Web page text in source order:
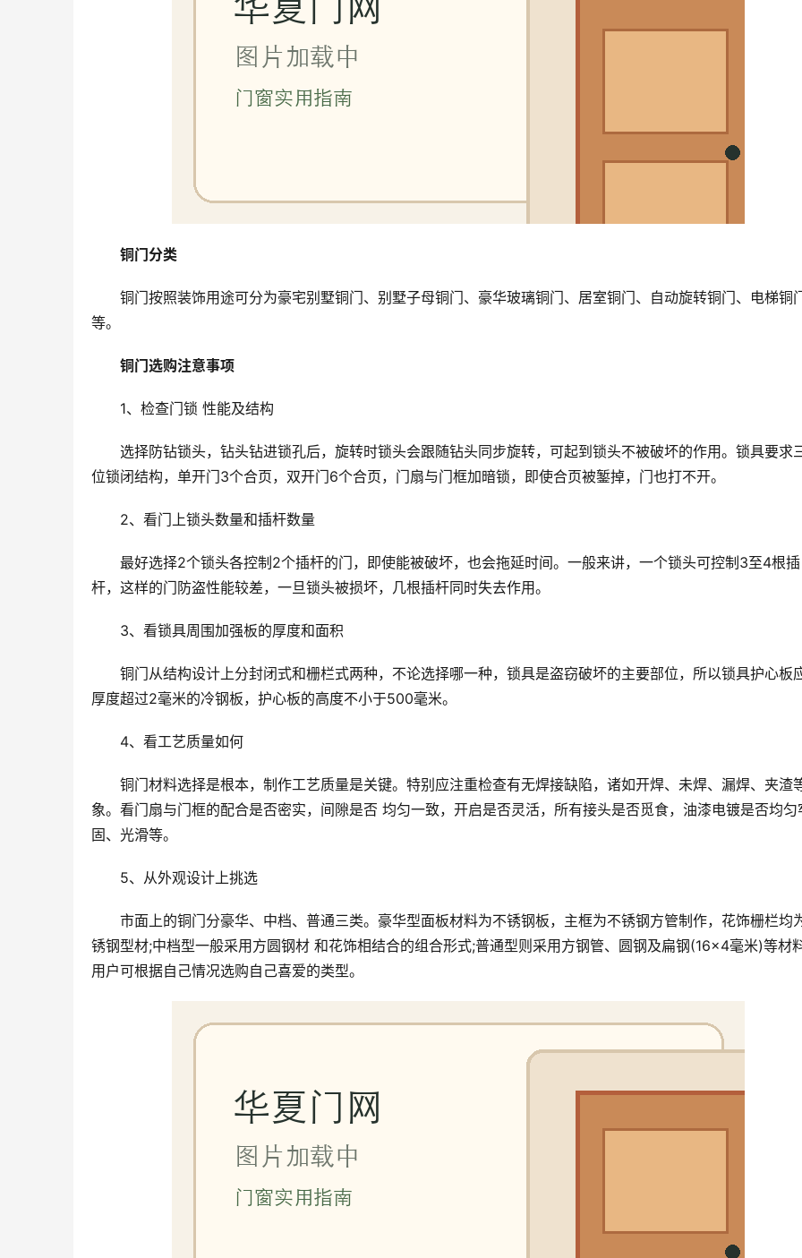
铜门分类
铜门按照装饰用途可分为豪宅别墅铜门、别墅子母铜门、豪华玻璃铜门、居室铜门、自动旋转铜门、电梯铜
等。
铜门选购注意事项
1、检查门锁 性能及结构
选择防钻锁头，钻头钻进锁孔后，旋转时锁头会跟随钻头同步旋转，可起到锁头不被破坏的作用。锁具要求
位锁闭结构，单开门3个合页，双开门6个合页，门扇与门框加暗锁，即使合页被錾掉，门也打不开。
2、看门上锁头数量和插杆数量
最好选择2个锁头各控制2个插杆的门，即使能被破坏，也会拖延时间。一般来讲，一个锁头可控制3至4根插
杆，这样的门防盗性能较差，一旦锁头被损坏，几根插杆同时失去作用。
3、看锁具周围加强板的厚度和面积
铜门从结构设计上分封闭式和栅栏式两种，不论选择哪一种，锁具是盗窃破坏的主要部位，所以锁具护心板
厚度超过2毫米的冷钢板，护心板的高度不小于500毫米。
4、看工艺质量如何
铜门材料选择是根本，制作工艺质量是关键。特别应注重检查有无焊接缺陷，诸如开焊、未焊、漏焊、夹渣
象。看门扇与门框的配合是否密实，间隙是否 均匀一致，开启是否灵活，所有接头是否觅食，油漆电镀是否均匀
固、光滑等。
5、从外观设计上挑选
市面上的铜门分豪华、中档、普通三类。豪华型面板材料为不锈钢板，主框为不锈钢方管制作，花饰栅栏均
锈钢型材;中档型一般采用方圆钢材 和花饰相结合的组合形式;普通型则采用方钢管、圆钢及扁钢(16×4毫米)等材
用户可根据自己情况选购自己喜爱的类型。